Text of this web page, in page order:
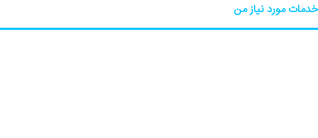
خدمات مورد نیاز من